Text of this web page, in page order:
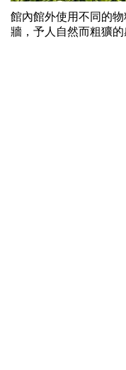
館內館外使用不同的
牆，予人自然而粗獷的